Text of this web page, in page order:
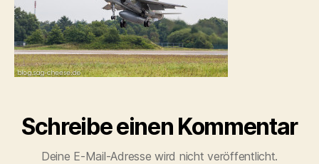
Schreibe einen Kommentar
Deine E-Mail-Adresse wird nicht veröffentlicht.